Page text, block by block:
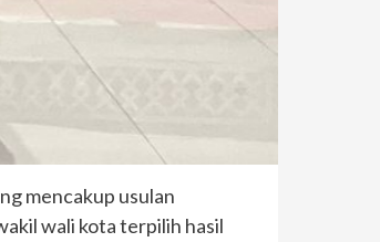
mencakup usulan
wali kota terpilih hasil